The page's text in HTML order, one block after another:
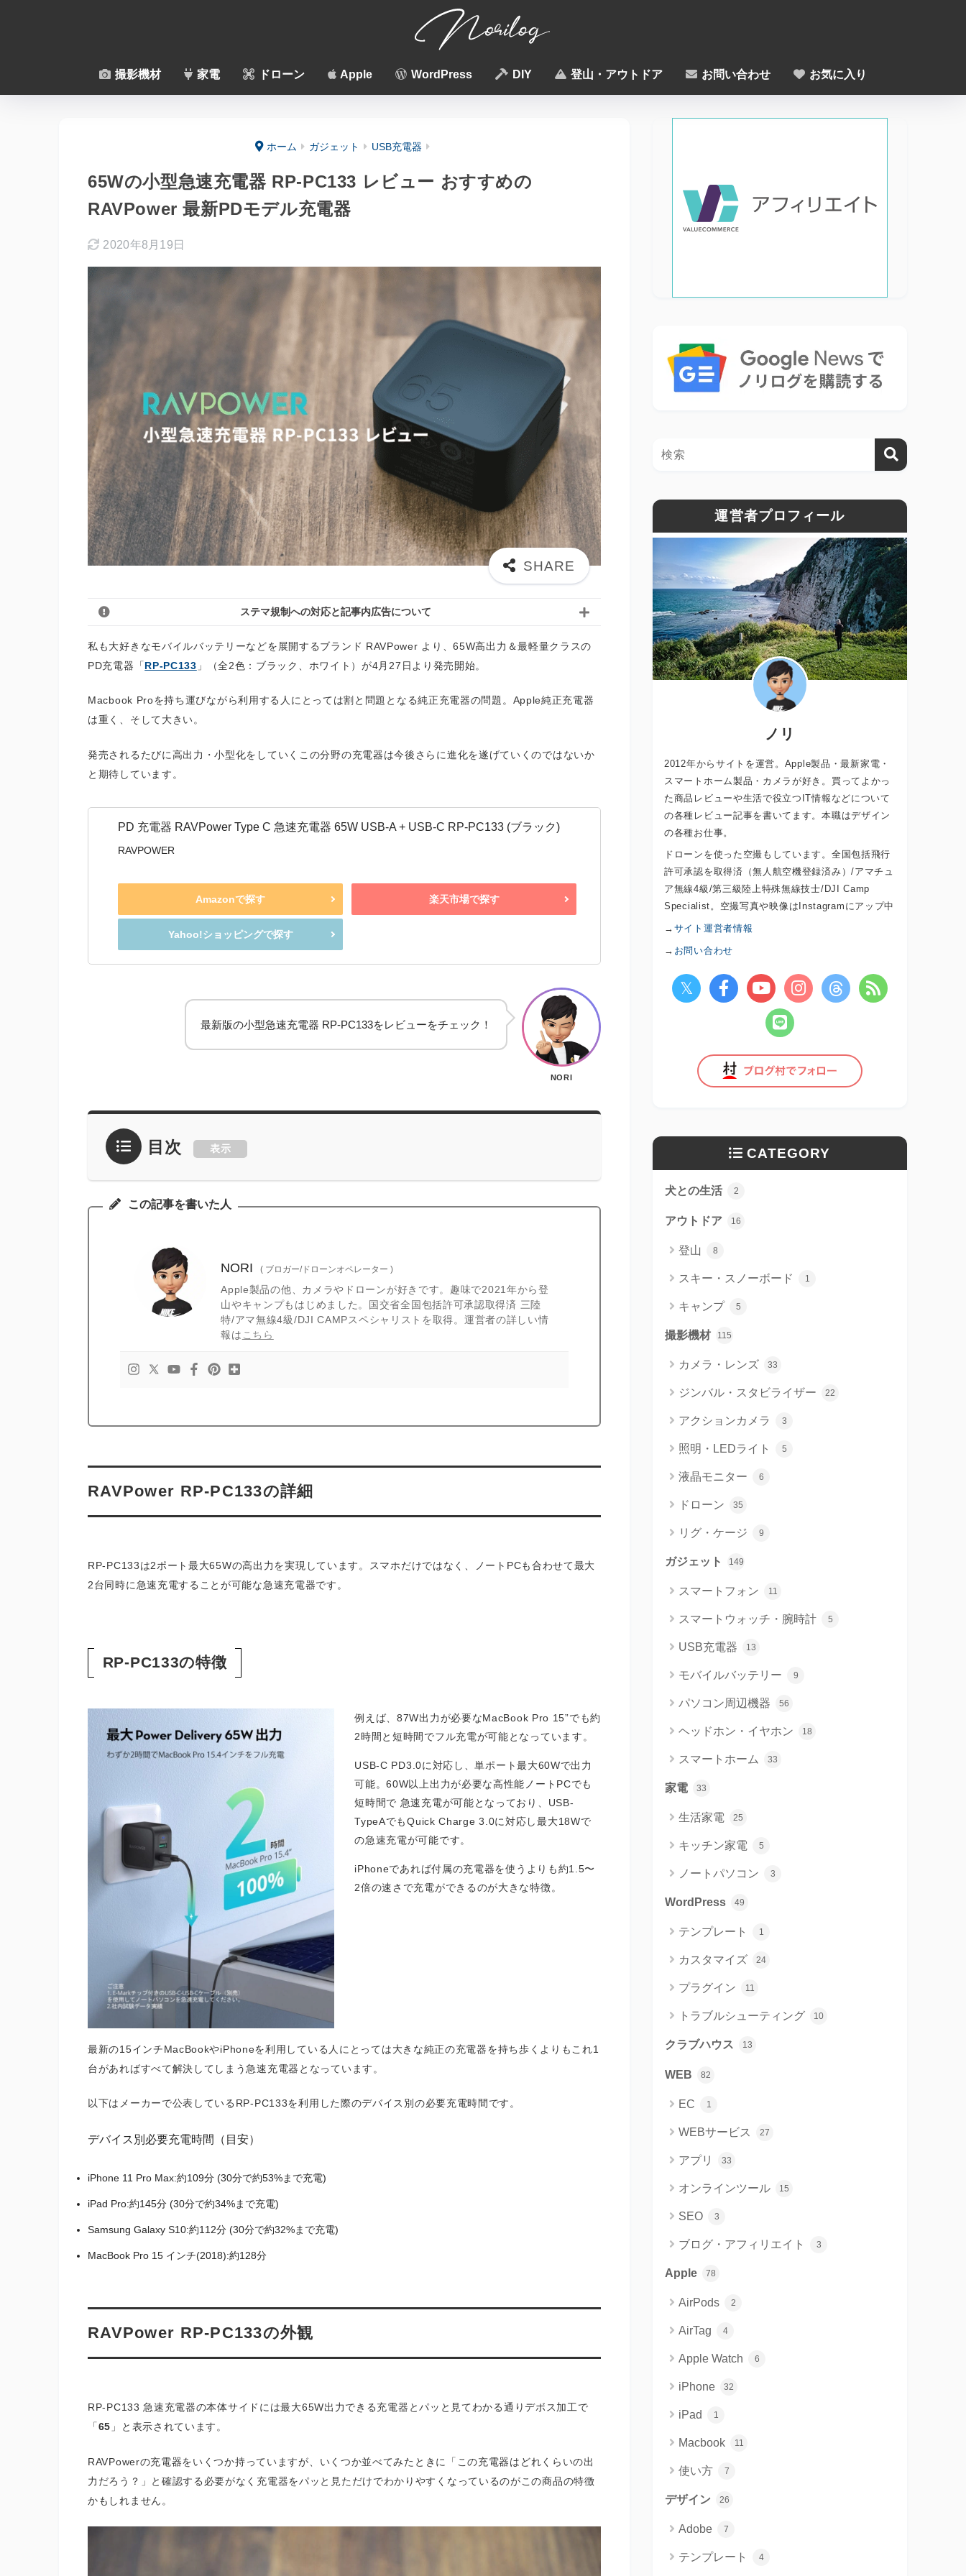
撮影機材 家電 ドローン Apple WordPress DIY 登山・アウトドア お問い合わせ お気に入り
ホーム ガジェット USB充電器
65Wの小型急速充電器 RP-PC133 レビュー おすすめの
RAVPower 最新PDモデル充電器
2020年8月19日
ステマ規制への対応と記事内広告について
私も大好きなモバイルバッテリーなどを展開するブランド RAVPower より、65W高出力＆最軽量クラスの
PD充電器「RP-PC133 」（全2色：ブラック、ホワイト）が4月27日より発売開始。
Macbook Proを持ち運びながら利用する人にとっては割と問題となる純正充電器の問題。Apple純正充電器
は重く、そして大きい。
発売されるたびに高出力・小型化をしていくこの分野の充電器は今後さらに進化を遂げていくのではないか
と期待しています。
PD 充電器 RAVPower Type C 急速充電器 65W USB-A + USB-C RP-PC133 (ブラック)
RAVPOWER
Amazonで探す 楽天市場で探す
Yahoo!ショッピングで探す
最新版の小型急速充電器 RP-PC133をレビューをチェック！
NORI
目次 表示
この記事を書いた人
NORI ( ブロガー/ドローンオペレーター)
Apple製品の他、カメラやドローンが好きです。趣味で2021年から登
山やキャンプもはじめました。国交省全国包括許可承認取得済 三陸
特/アマ無線4級/DJI CAMPスペシャリストを取得。運営者の詳しい情
報は こちら
RAVPower RP-PC133の詳細
RP-PC133は2ポート最大65Wの高出力を実現しています。スマホだけではなく、ノートPCも合わせて最大
2台同時に急速充電することが可能な急速充電器です。
RP-PC133の特徴
例えば、87W出力が必要なMacBook Pro 15”でも約
2時間と短時間でフル充電が可能となっています。
USB-C PD3.0に対応し、単ポート最大60Wで出力
可能。60W以上出力が必要な高性能ノートPCでも
短時間で 急速充電が可能となっており、USB-
TypeAでもQuick Charge 3.0に対応し最大18Wで
の急速充電が可能です。
iPhoneであれば付属の充電器を使うよりも約1.5〜
2倍の速さで充電ができるのが大きな特徴。
最新の15インチMacBookやiPhoneを利用している人にとっては大きな純正の充電器を持ち歩くよりもこれ1
台があればすべて解決してしまう急速充電器となっています。
以下はメーカーで公表しているRP-PC133を利用した際のデバイス別の必要充電時間です。
デバイス別必要充電時間（目安）
iPhone 11 Pro Max:約109分 (30分で約53%まで充電)
iPad Pro:約145分 (30分で約34%まで充電)
Samsung Galaxy S10:約112分 (30分で約32%まで充電)
MacBook Pro 15 インチ(2018):約128分
RAVPower RP-PC133の外観
RP-PC133 急速充電器の本体サイドには最大65W出力できる充電器とパッと見てわかる通りデボス加工で
「65 」と表示されています。
RAVPowerの充電器をいくつか持っていますが、いくつか並べてみたときに「この充電器はどれくらいの出
力だろう？」と確認する必要がなく充電器をパッと見ただけでわかりやすくなっているのがこの商品の特徴
かもしれません。
運営者プロフィール
ノリ
2012年からサイトを運営。Apple製品・最新家電・
スマートホーム製品・カメラが好き。買ってよかっ
た商品レビューや生活で役立つIT情報などについて
の各種レビュー記事を書いてます。本職はデザイン
の各種お仕事。
ドローンを使った空撮もしています。全国包括飛行
許可承認を取得済（無人航空機登録済み）/アマチュ
ア無線4級/第三級陸上特殊無線技士/DJI Camp
Specialist。空撮写真や映像はInstagramにアップ中
→ サイト運営者情報
→ お問い合わせ
CATEGORY
犬との生活 2
アウトドア 16
登山 8
スキー・スノーボード 1
キャンプ 5
撮影機材 115
カメラ・レンズ 33
ジンバル・スタビライザー 22
アクションカメラ 3
照明・LEDライト 5
液晶モニター 6
ドローン 35
リグ・ケージ 9
ガジェット 149
スマートフォン 11
スマートウォッチ・腕時計 5
USB充電器 13
モバイルバッテリー 9
パソコン周辺機器 56
ヘッドホン・イヤホン 18
スマートホーム 33
家電 33
生活家電 25
キッチン家電 5
ノートパソコン 3
WordPress 49
テンプレート 1
カスタマイズ 24
プラグイン 11
トラブルシューティング 10
クラブハウス 13
WEB 82
EC 1
WEBサービス 27
アプリ 33
オンラインツール 15
SEO 3
ブログ・アフィリエイト 3
Apple 78
AirPods 2
AirTag 4
Apple Watch 6
iPhone 32
iPad 1
Macbook 11
使い方 7
デザイン 26
Adobe 7
テンプレート 4